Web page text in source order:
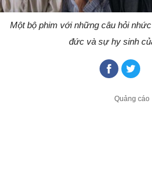
Một bộ phim với những câu hỏi
đức và sự hy sinh